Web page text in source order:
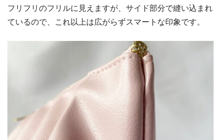
フリフリのフリルに見えますが、サイド部分で縫い込まれ
ているので、これ以上は広がらずスマートな印象です。